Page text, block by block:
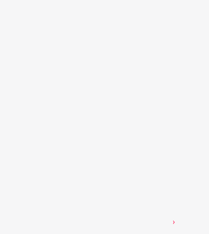
›